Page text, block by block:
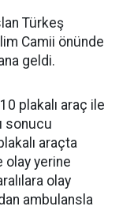
Türkeş
Camii önünde
geldi.
plakalı araç ile
sonucu
araçta
olay yerine
olay
ambulansla